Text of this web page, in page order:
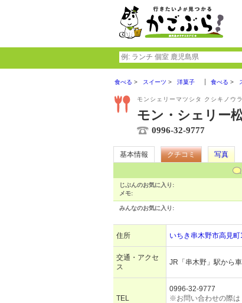
食べる スイーツ 洋菓子 食べる
モンシェリーマツシタ クシキノウ
モン・シェリー
0996-32-9777
基本情報 クチコミ
写真
じぶんのお気に入り:
メモ:
みんなのお気に入り:
住所 いちき串木野市高見町
交通・アクセ
ス
JR「串木野」駅から
TEL
0996-32-9777
※お問い合わせの際は